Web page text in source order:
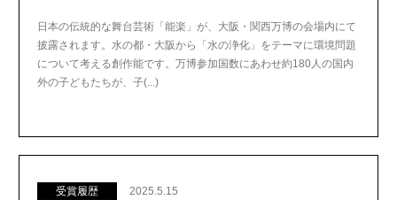
日本の伝統的な舞台芸術「能楽」が、大阪・関西万博の会場内にて
披露されます。水の都・大阪から「水の浄化」をテーマに環境問題
について考える創作能です。万博参加国数にあわせ約180人の国内
外の子どもたちが、子(...)
受賞履歴 2025.5.15